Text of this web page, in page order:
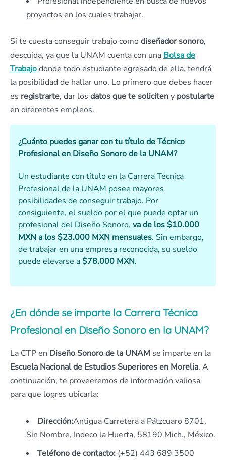
proyectos en los cuales trabajar.
Si te cuesta conseguir trabajo como diseñador sonoro,
descuida, ya que la UNAM cuenta con una Bolsa de
Trabajodonde todo estudiante egresado de ella, tendrá
la posibilidad de hallar uno. Lo primero que debes hacer
es registrarte, dar los datos que te soliciteny postularte
en diferentes empleos.
¿Cuánto puedes ganar con tu título de Técnico
Profesional en Diseño Sonoro de la UNAM?
Un estudiante con título en la Carrera Técnica
Profesional de la UNAM posee mayores
posibilidades de conseguir trabajo. Por
consiguiente, el sueldo por el que puede optar un
profesional del Diseño Sonoro, va de los $10.000
MXN a los $23.000 MXN mensuales. Sin embargo,
de trabajar en una empresa reconocida, su sueldo
puede elevarse a$78.000 MXN.
¿En dónde se imparte la Carrera Técnica
Profesional en Diseño Sonoro en la UNAM?
La CTP en Diseño Sonoro de la UNAM se imparte en la
Escuela Nacional de Estudios Superiores en Morelia. A
continuación, te proveeremos de información valiosa
para que logres ubicarla:
Dirección:Antigua Carretera a Pátzcuaro 8701,
Sin Nombre, Indeco la Huerta, 58190 Mich., México.
Teléfono de contacto: (+52) 443 689 3500